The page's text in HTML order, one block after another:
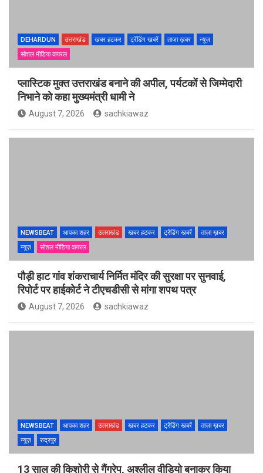
DEHARDUN उत्तराखंड खबर हटकर ट्रेंडिंग खबरें ताज़ा ख़बर
न्यूज़
सोशल मीडिया वायरल
प्लास्टिक मुक्त उत्तराखंड बनाने की अपील, पर्यटकों से जिम्मेदारी
निभाने को कहा मुख्यमंत्री धामी ने
August 7, 2026 sachkiawaz
NEWSBEAT आपका शहर उत्तराखंड खबर हटकर ट्रेंडिंग खबरें
ताज़ा ख़बर
न्यूज़
सोशल मीडिया वायरल
पौड़ी हाट गांव शंकराचार्य निर्मित मंदिर की सुरक्षा पर सुनवाई,
रिपोर्ट पर हाईकोर्ट ने टीएचडीसी से मांगा शपथ पत्र
August 7, 2026 sachkiawaz
NEWSBEAT आपका शहर उत्तराखंड खबर हटकर ट्रेंडिंग खबरें
ताज़ा ख़बर
न्यूज़
रुद्रपुर
13 साल की किशोरी से गैंगरेप, अश्लील वीडियो बनाकर किया